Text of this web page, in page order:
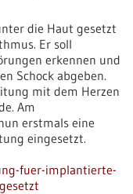
die Haut gesetzt
Er soll
erkennen und
Schock abgeben.
mit dem Herzen
Am
erstmals eine
eingesetzt.
fuer-implantierte-